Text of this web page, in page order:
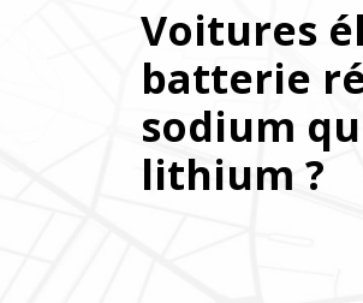
Voitures
batterie
sodium
lithium ?